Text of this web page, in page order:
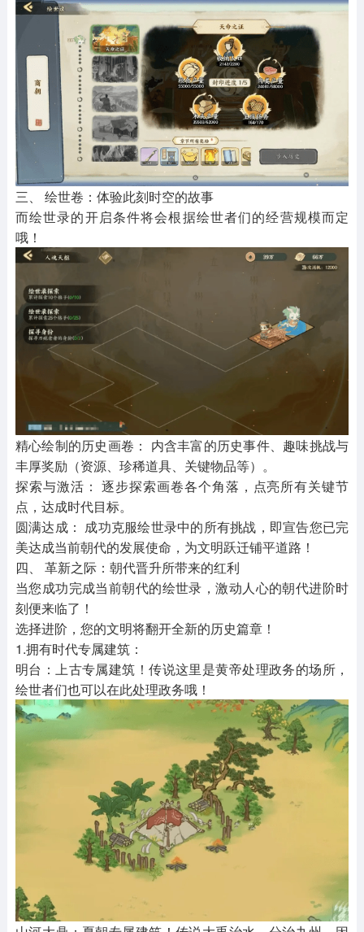
三、 绘世卷：体验此刻时空的故事
而绘世录的开启条件将会根据绘世者们的经营规模而定
哦！
精心绘制的历史画卷： 内含丰富的历史事件、趣味挑战与
丰厚奖励（资源、珍稀道具、关键物品等）。
探索与激活： 逐步探索画卷各个角落，点亮所有关键节
点，达成时代目标。
圆满达成： 成功克服绘世录中的所有挑战，即宣告您已完
美达成当前朝代的发展使命，为文明跃迁铺平道路！
四、 革新之际：朝代晋升所带来的红利
当您成功完成当前朝代的绘世录，激动人心的朝代进阶时
刻便来临了！
选择进阶，您的文明将翻开全新的历史篇章！
1.拥有时代专属建筑：
明台：上古专属建筑！传说这里是黄帝处理政务的场所，
绘世者们也可以在此处理政务哦！